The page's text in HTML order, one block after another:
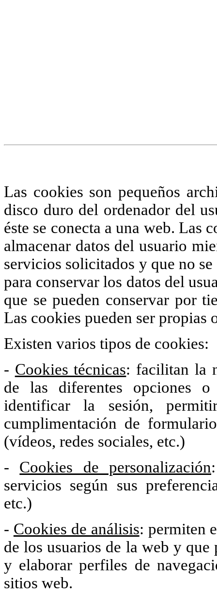
Las cookies son pequeños
disco duro del ordenador del
éste se conecta a una web. Las
almacenar datos del usuario
servicios solicitados y que no
para conservar los datos del
que se pueden conservar por
Las cookies pueden ser propias
Existen varios tipos de cookies:
- Cookies técnicas: facilitan la
de las diferentes opciones
identificar la sesión,
cumplimentación de
(vídeos, redes sociales, etc.)
- Cookies de personalización
servicios según sus
etc.)
- Cookies de análisis: permiten
de los usuarios de la web y
y elaborar perfiles de
sitios web.